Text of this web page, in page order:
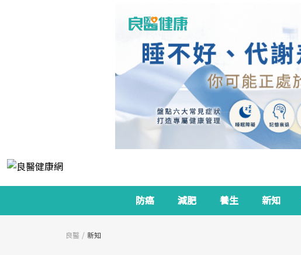
防癌 減肥 養生 新知
良醫 新知